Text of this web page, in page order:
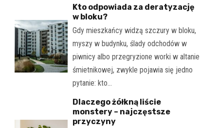
Kto odpowiada za deratyzację
w bloku?
Gdy mieszkańcy widzą szczury w bloku,
myszy w budynku, ślady odchodów w
piwnicy albo przegryzione worki w altanie
śmietnikowej, zwykle pojawia się jedno
pytanie: kto…
Dlaczego żółkną liście
monstery – najczęstsze
przyczyny